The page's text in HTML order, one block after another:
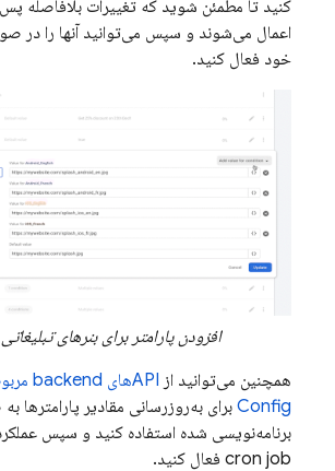
کنید تا مطمئن شوید که تغییرات بلافاصله پس
اعمال می‌شوند و سپس می‌توانید آنها را در
خود فعال کنید.
افزودن پارامتر برای بنرهای
همچنین می‌توانید از APIهای backend مربوط
Config برای به‌روزرسانی مقادیر پارامترها
برنامه‌نویسی شده استفاده کنید و سپس
cron job فعال کنید.